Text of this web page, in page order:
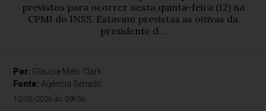
previstos para ocorrer nesta quinta-feira (12) na
CPMI do INSS. Estavam previstas as oitivas da
presidente d...
Por: Glaucia Melo Clark
Fonte: Agência Senado
12/03/2026 às 09h56